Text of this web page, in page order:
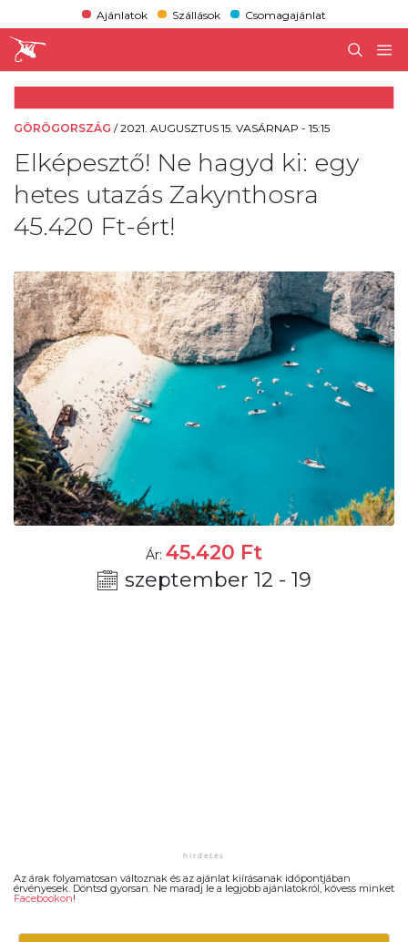
Ajánlatok Szállások Csomagajánlat
GÖRÖGORSZÁG /2021. AUGUSZTUS 15. VASÁRNAP - 15:15
Elképesztő! Ne hagyd ki: egy
hetes utazás Zakynthosra
45.420 Ft-ért!
Ár: 45.420 Ft
szeptember 12 - 19
Az árak folyamatosan változnak és az ajánlat kiírásanak időpontjában
érvényesek. Döntsd gyorsan. Ne maradj le a legjobb ajánlatokról, kövess minket
Facebookon!